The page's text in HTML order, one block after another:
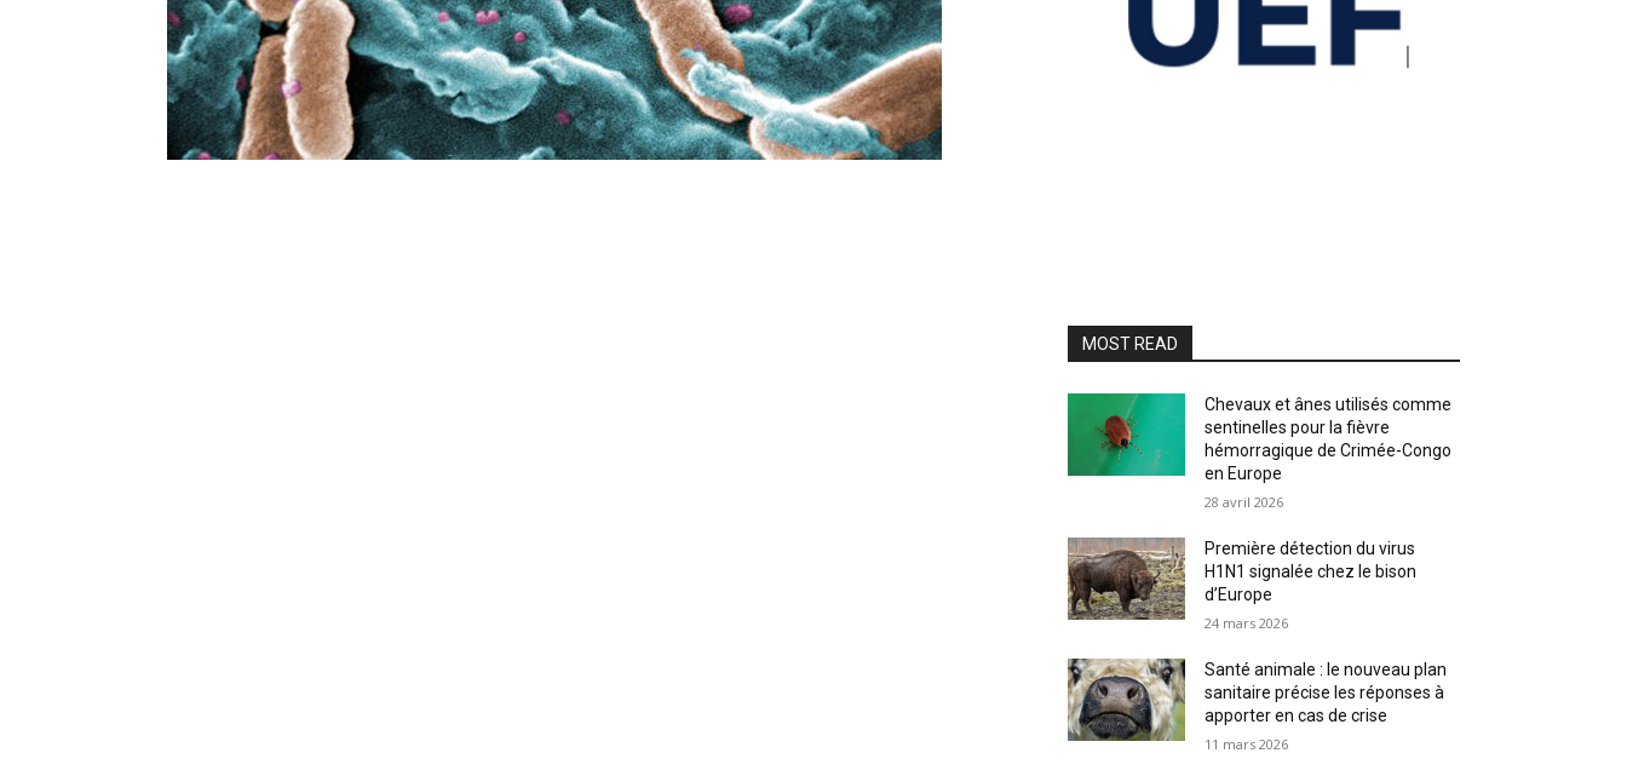
MOST READ
Chevaux et ânes utilisés comme
sentinelles pour la fièvre
hémorragique de Crimée-Congo
en Europe
28 avril 2026
Première détection du virus
H1N1 signalée chez le bison
d’Europe
24 mars 2026
Santé animale : le nouveau plan
sanitaire précise les réponses à
apporter en cas de crise
11 mars 2026